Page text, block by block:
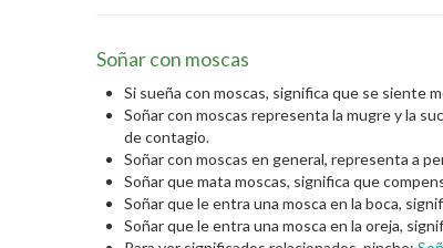
Soñar con moscas
Si sueña con moscas, significa que se siente
Soñar con moscas representa la mugre y la
de contagio.
Soñar con moscas en general, representa a
Soñar que mata moscas, significa que
Soñar que le entra una mosca en la boca,
Soñar que le entra una mosca en la oreja,